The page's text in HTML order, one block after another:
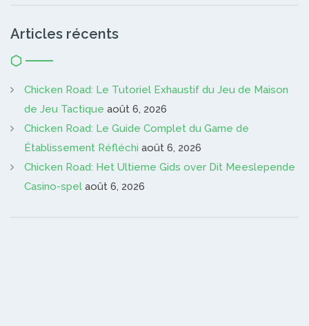
Articles récents
Chicken Road: Le Tutoriel Exhaustif du Jeu de Maison
de Jeu Tactique août 6, 2026
Chicken Road: Le Guide Complet du Game de
Établissement Réfléchi août 6, 2026
Chicken Road: Het Ultieme Gids over Dit Meeslepende
Casino-spel août 6, 2026